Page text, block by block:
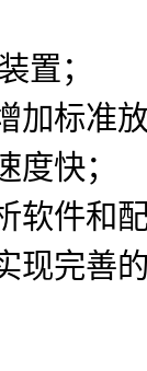
置；
加标准
度快；
软件和
现完善